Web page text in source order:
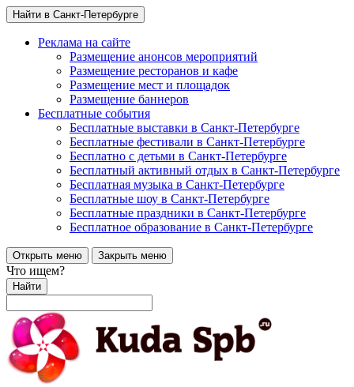
Найти в Санкт-Петербурге
Реклама на сайте
Размещение анонсов мероприятий
Размещение ресторанов и кафе
Размещение мест и площадок
Размещение баннеров
Бесплатные события
Бесплатные выставки в Санкт-Петербурге
Бесплатные фестивали в Санкт-Петербурге
Бесплатно с детьми в Санкт-Петербурге
Бесплатный активный отдых в Санкт-Петербурге
Бесплатная музыка в Санкт-Петербурге
Бесплатные шоу в Санкт-Петербурге
Бесплатные праздники в Санкт-Петербурге
Бесплатное образование в Санкт-Петербурге
Открыть меню Закрыть меню
Что ищем?
Найти